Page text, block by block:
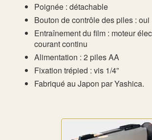
Poignée : détachable
Bouton de contrôle des piles : oui
Entraînement du film : moteur
courant continu
Alimentation : 2 piles AA
Fixation trépied : vis 1/4”
Fabriqué au Japon par Yashica.